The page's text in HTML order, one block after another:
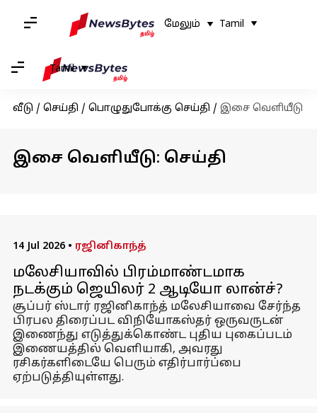
மேலும் Tamil
Tamil
வீடு / செய்தி / பொழுதுபோக்கு செய்தி / இசை வெளியீடு
இசை வெளியீடு: செய்தி
14 Jul 2026 • ரஜினிகாந்த்
மலேசியாவில் பிரம்மாண்டமாக
நடக்கும் ஜெயிலர் 2 ஆடியோ லான்ச்?
சூப்பர் ஸ்டார் ரஜினிகாந்த் மலேசியாவை சேர்ந்த
பிரபல திரைப்பட விநியோகஸ்தர் ஒருவருடன்
இணைந்து எடுத்துக்கொண்ட புதிய புகைப்படம்
இணையத்தில் வெளியாகி, அவரது
ரசிகர்களிடையே பெரும் எதிர்பார்ப்பை
ஏற்படுத்தியுள்ளது.